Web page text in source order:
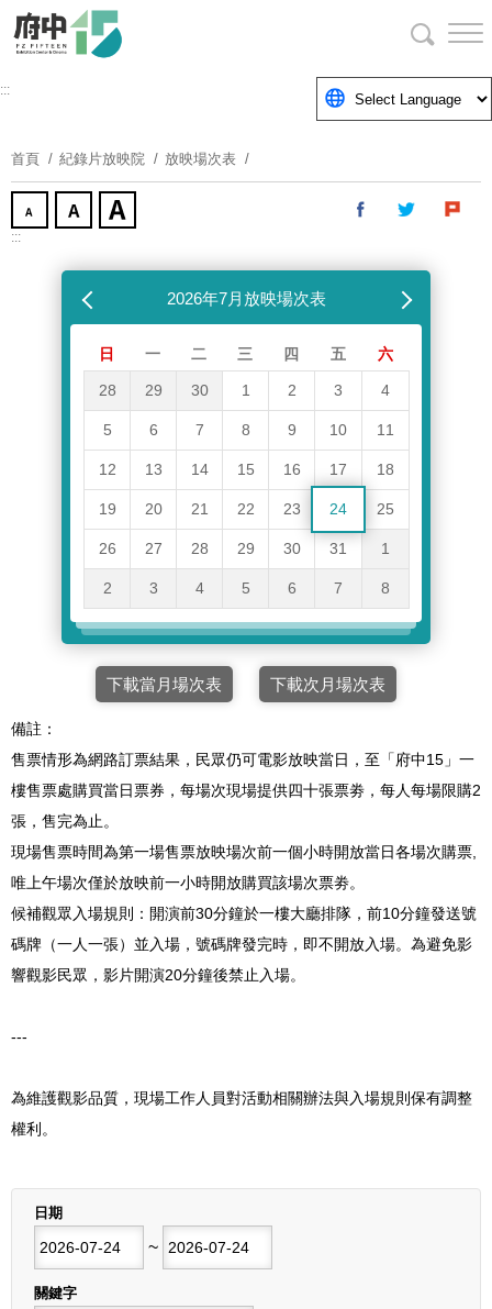
要
塊
:::
首頁 紀錄片放映院 放映場次表
:::
2026年7月放映場次表下個月
日 一 二 三 四 五 六
28 29 30 1 2 3 4
5 6 7 8 9 10 11
12 13 14 15 16 17 18
19 20 21 22 23 24 25
26 27 28 29 30 31 1
2 3 4 5 6 7 8
下載當月場次表 下載次月場次表
備註：
售票情形為網路訂票結果，民眾仍可電影放映當日，至「府中15」一
樓售票處購買當日票券，每場次現場提供四十張票劵，每人每場限購2
張，售完為止。
現場售票時間為第一場售票放映場次前一個小時開放當日各場次購票,
唯上午場次僅於放映前一小時開放購買該場次票劵。
候補觀眾入場規則：開演前30分鐘於一樓大廳排隊，前10分鐘發送號
碼牌（一人一張）並入場，號碼牌發完時，即不開放入場。為避免影
響觀影民眾，影片開演20分鐘後禁止入場。
---
為維護觀影品質，現場工作人員對活動相關辦法與入場規則保有調整
權利。
日期
~
結束日期
關鍵字